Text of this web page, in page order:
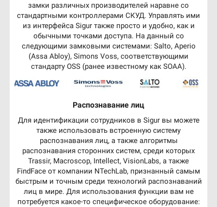
замки различных производителей наравне со
стандартными контроллерами СКУД. Управлять ими
из интерфейса Sigur также просто и удобно, как и
обычными точками доступа. На данный со
следующими замковыми системами: Salto, Aperio
(Assa Abloy), Simons Voss, соответствующими
стандарту OSS (ранее известному как SOAA).
Распознавание лиц
Для идентификации сотрудников в Sigur вы можете
также использовать встроенную систему
распознавания лиц, а также алгоритмы
распознавания сторонних систем, среди которых
Trassir, Macroscop, Intellect, VisionLabs, а также
FindFace от компании NTechLab, признанный самым
быстрым и точным среди технологий распознаваний
лиц в мире. Для использования функции вам не
потребуется какое-то специфическое оборудование: